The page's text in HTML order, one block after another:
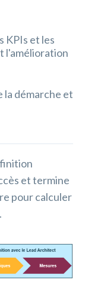
KPIs et les
l'amélioration
la démarche et
et termine
pour calculer